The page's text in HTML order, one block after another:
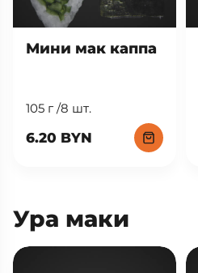
Мини мак каппа
105 г /8 шт.
6.20 BYN
Ура маки